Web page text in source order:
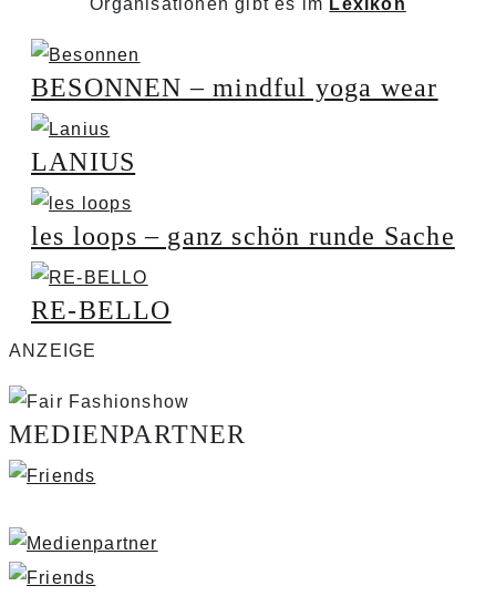
BESONNEN – mindful yoga wear
LANIUS
les loops – ganz schön runde Sache
RE-BELLO
ANZEIGE
MEDIENPARTNER